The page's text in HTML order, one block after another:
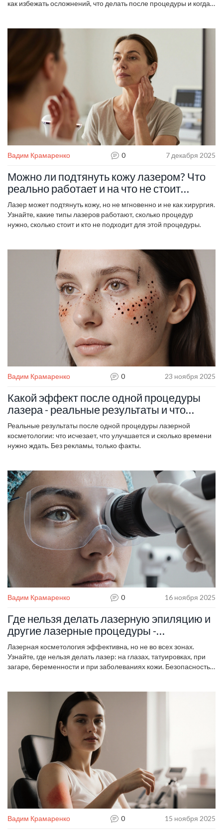
как избежать осложнений, что делать после процедуры и когда
Вадим Крамаренко 0 7 декабря 2025
Можно ли подтянуть кожу лазером? Что
реально работает и на что не стоит
тратить деньги
Лазер может подтянуть кожу, но не мгновенно и не как хирургия.
Узнайте, какие типы лазеров работают, сколько процедур
нужно, сколько стоит и кто не подходит для этой процедуры.
Вадим Крамаренко 0 23 ноября 2025
Какой эффект после одной процедуры
лазера - реальные результаты и что
ждать
Реальные результаты после одной процедуры лазерной
косметологии: что исчезает, что улучшается и сколько времени
нужно ждать. Без рекламы, только факты.
Вадим Крамаренко 0 16 ноября 2025
Где нельзя делать лазерную эпиляцию и
другие лазерные процедуры -
безопасные зоны и опасные места
Лазерная косметология эффективна, но не во всех зонах.
Узнайте, где нельзя делать лазер: на глазах, татуировках, при
загаре, беременности и при заболеваниях кожи. Безопасность
Вадим Крамаренко 0 15 ноября 2025